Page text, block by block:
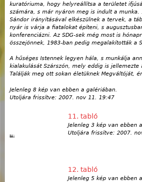
kuratóriuma, hogy helyreállítsa a területet
számára, s már nyáron meg is indult a munka.
Sándor irányításával elkészülnek a tervek, a
nyár is várja a fiatalokat építeni, s
konferenciázni. Az SDG-sek még most is
összejönnek, 1983-ban pedig megalakították a
A hűséges Istennek legyen hála, s munkálja
kialakulását Szárszón, mely eddig is jellemezte
Találják meg ott sokan életüknek Megváltóját,
Jelenleg 8 kép van ebben a galériában.
Utoljára frissítve: 2007. nov 11. 19:47
11. tabló
Jelenleg 3 kép van ebben
Utoljára frissítve: 2007.
12. tabló
Jelenleg 5 kép van ebben